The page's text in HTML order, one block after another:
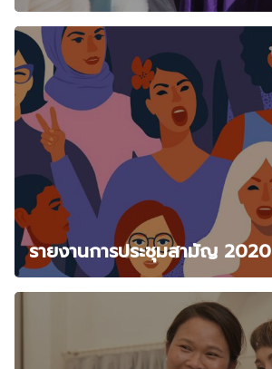
รายงานการประชุมสามัญ 2020